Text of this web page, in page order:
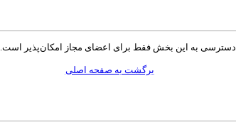
دسترسی به این بخش فقط برای اعضای مجاز امکان‌پذیر است. 001
برگشت به صفحه اصلی